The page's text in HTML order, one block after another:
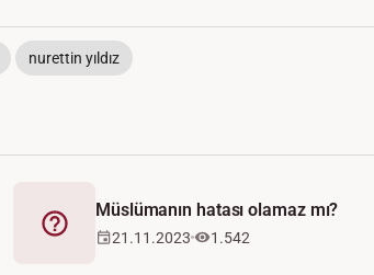
nurettin yıldız
Fetva
Müslümanın hatası olamaz mı?
21.11.2023 1.542